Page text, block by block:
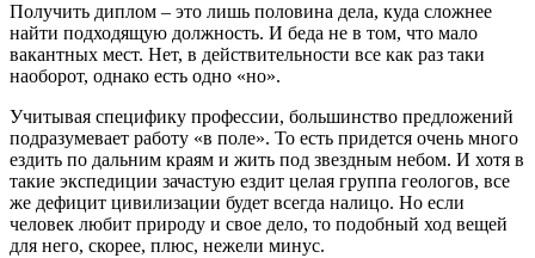
Получить диплом – это лишь половина дела, куда сложнее
найти подходящую должность. И беда не в том, что мало
вакантных мест. Нет, в действительности все как раз таки
наоборот, однако есть одно «но».
Учитывая специфику профессии, большинство предложений
подразумевает работу «в поле». То есть придется очень много
ездить по дальним краям и жить под звездным небом. И хотя в
такие экспедиции зачастую ездит целая группа геологов, все
же дефицит цивилизации будет всегда налицо. Но если
человек любит природу и свое дело, то подобный ход вещей
для него, скорее, плюс, нежели минус.